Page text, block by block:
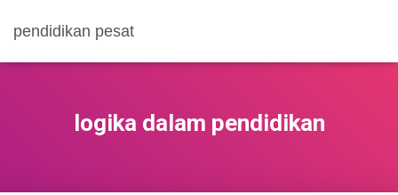
pendidikan pesat
logika dalam pendidikan